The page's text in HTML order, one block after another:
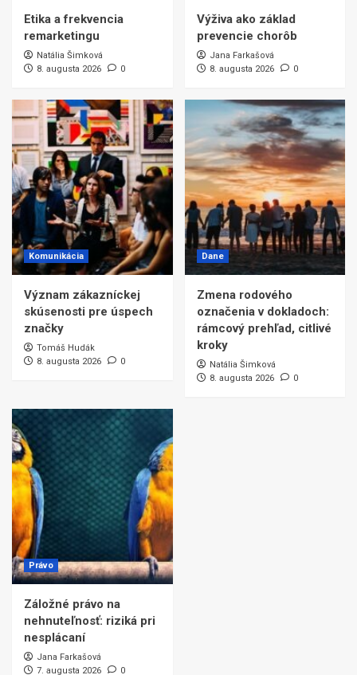
Etika a frekvencia
remarketingu
Natália Šimková
8. augusta 2026
0
Výživa ako základ
prevencie chorôb
Jana Farkašová
8. augusta 2026
0
Komunikácia
Význam zákazníckej
skúsenosti pre úspech
značky
Tomáš Hudák
8. augusta 2026
0
Dane
Zmena rodového
označenia v dokladoch:
rámcový prehľad, citlivé
kroky
Natália Šimková
8. augusta 2026
0
Právo
Záložné právo na
nehnuteľnosť: riziká pri
nesplácaní
Jana Farkašová
7. augusta 2026
0